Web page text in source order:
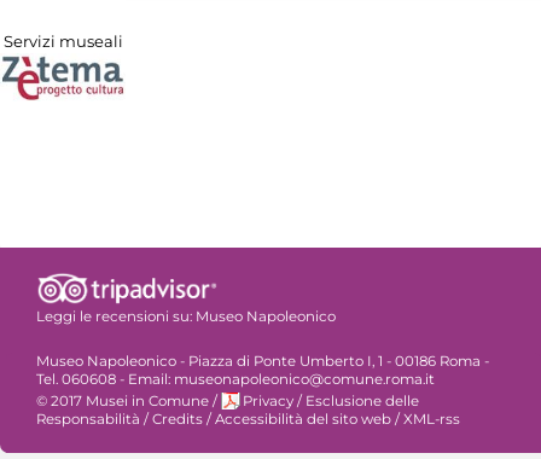
Servizi museali
Leggi le recensioni su: Museo Napoleonico
Museo Napoleonico - Piazza di Ponte Umberto I, 1 - 00186 Roma -
Tel. 060608 - Email: museonapoleonico@comune.roma.it
© 2017 Musei in Comune / Privacy / Esclusione delle
Responsabilità /Credits /Accessibilità del sito web /XML-rss